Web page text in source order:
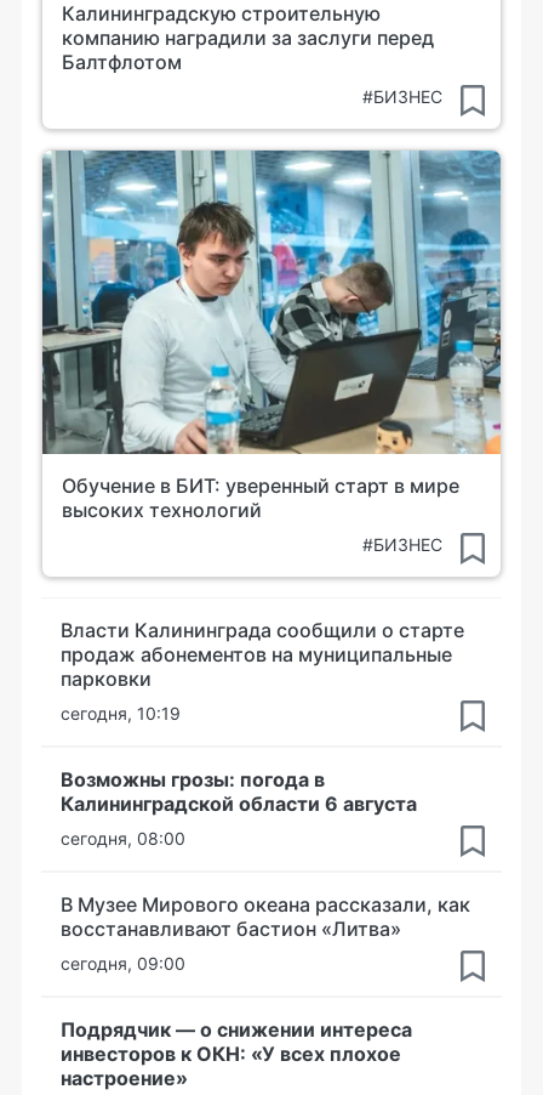
Калининградскую строительную
компанию наградили за заслуги перед
Балтфлотом
#БИЗНЕС
Обучение в БИТ: уверенный старт в мире
высоких технологий
#БИЗНЕС
Власти Калининграда сообщили о старте
продаж абонементов на муниципальные
парковки
сегодня, 10:19
Возможны грозы: погода в
Калининградской области 6 августа
сегодня, 08:00
В Музее Мирового океана рассказали, как
восстанавливают бастион «Литва»
сегодня, 09:00
Подрядчик — о снижении интереса
инвесторов к ОКН: «У всех плохое
настроение»